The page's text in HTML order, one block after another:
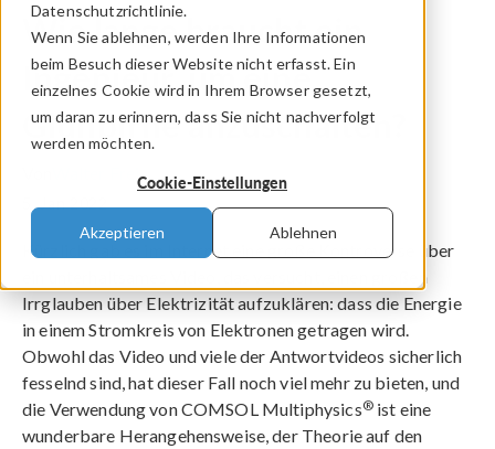
Datenschutzrichtlinie.
Wenn Sie ablehnen, werden Ihre Informationen
beim Besuch dieser Website nicht erfasst. Ein
einzelnes Cookie wird in Ihrem Browser gesetzt,
um daran zu erinnern, dass Sie nicht nachverfolgt
werden möchten.
Cookie-Einstellungen
Akzeptieren Ablehnen
Wie lange braucht ein
Ingenieur, um eine
Glühbirne anzuschalten?
5. Jan 2022
Kürzlich gab es im Internet eine große Kontroverse über
ein unterhaltsames Video, das versucht, einen großen
Irrglauben über Elektrizität aufzuklären: dass die Energie
in einem Stromkreis von Elektronen getragen wird.
Obwohl das Video und viele der Antwortvideos sicherlich
fesselnd sind, hat dieser Fall noch viel mehr zu bieten, und
die Verwendung von COMSOL Multiphysics®ist eine
wunderbare Herangehensweise, der Theorie auf den